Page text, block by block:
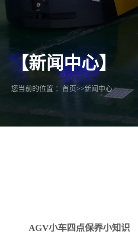
【新闻中心】
您当前的位置 ： 首页>>新闻中心
AGV小车四点保养小知识